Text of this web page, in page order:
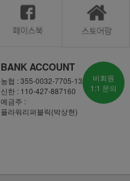
BANK ACCOUNT
농협 : 355-0032-7705-13
신한 : 110-427-887160
예금주 :
플라워리퍼블릭(박상현)
비회원
1:1 문의